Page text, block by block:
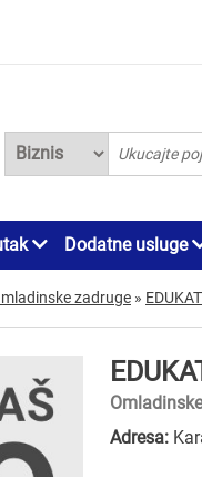
Dodatne usluge
zadruge »
Adresa: